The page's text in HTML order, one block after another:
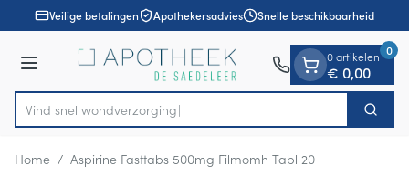
Ga naar de inhoud
1 van 1Veilige betalingen Apothekersadvies Snelle beschikbaarheid
Menu
Product, merk, categorie...
Vind snel wondve Zoek
0 artikelen
€ 0,00
0
Home / Aspirine Fasttabs 500mg Filmomh Tabl 20